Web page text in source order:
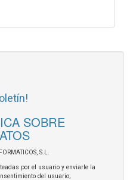
SOBRE
S.L.
por el usuario y enviarle la
del usuario;